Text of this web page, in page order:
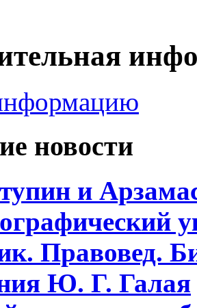
новости
и
Правовед.
Ю. Г. Галая